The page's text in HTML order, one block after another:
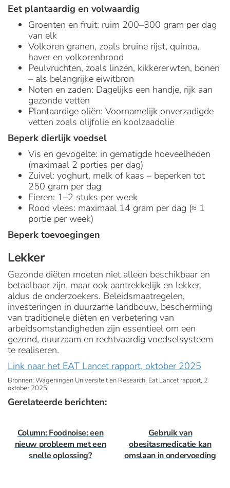
Eet plantaardig en volwaardig
Groenten en fruit: ruim 200–300 gram per dag
van elk
Volkoren granen, zoals bruine rijst, quinoa,
haver en volkorenbrood
Peulvruchten, zoals linzen, kikkererwten, bonen
– als belangrijke eiwitbron
Noten en zaden: Dagelijks een handje, rijk aan
gezonde vetten
Plantaardige oliën: Voornamelijk onverzadigde
vetten zoals olijfolie en koolzaadolie
Beperk dierlijk voedsel
Vis en gevogelte: in gematigde hoeveelheden
(maximaal 2 porties per dag)
Zuivel: yoghurt, melk of kaas – beperken tot
250 gram per dag
Eieren: 1–2 stuks per week
Rood vlees: maximaal 14 gram per dag (≈ 1
portie per week)
Beperk toevoegingen
Lekker
Gezonde diëten moeten niet alleen beschikbaar en
betaalbaar zijn, maar ook aantrekkelijk en lekker,
aldus de onderzoekers. Beleidsmaatregelen,
investeringen in duurzame landbouw, bescherming
van traditionele diëten en verbetering van
arbeidsomstandigheden zijn essentieel om een
gezond, duurzaam en rechtvaardig voedselsysteem
te realiseren.
Link naar het EAT Lancet rapport, oktober 2025
Bronnen: Wageningen Universiteit en Research, Eat Lancet rapport, 2
oktober 2025
Gerelateerde berichten:
Column: Foodnoise: een
nieuw probleem met een
snelle oplossing?
Gebruik van
obesitasmedicatie kan
omslaan in ondervoeding